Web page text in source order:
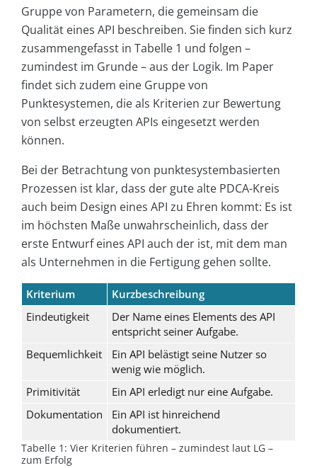
Gruppe von Parametern, die gemeinsam die
Qualität eines API beschreiben. Sie finden sich kurz
zusammengefasst in Tabelle 1 und folgen –
zumindest im Grunde – aus der Logik. Im Paper
findet sich zudem eine Gruppe von
Punktesystemen, die als Kriterien zur Bewertung
von selbst erzeugten APIs eingesetzt werden
können.
Bei der Betrachtung von punktesystembasierten
Prozessen ist klar, dass der gute alte PDCA-Kreis
auch beim Design eines API zu Ehren kommt: Es ist
im höchsten Maße unwahrscheinlich, dass der
erste Entwurf eines API auch der ist, mit dem man
als Unternehmen in die Fertigung gehen sollte.
Kriterium
Kurzbeschreibung
Eindeutigkeit
Der Name eines Elements des API
entspricht seiner Aufgabe.
Bequemlichkeit
Ein API belästigt seine Nutzer so
wenig wie möglich.
Primitivität
Ein API erledigt nur eine Aufgabe.
Dokumentation
Ein API ist hinreichend
dokumentiert.
Tabelle 1: Vier Kriterien führen – zumindest laut LG –
zum Erfolg